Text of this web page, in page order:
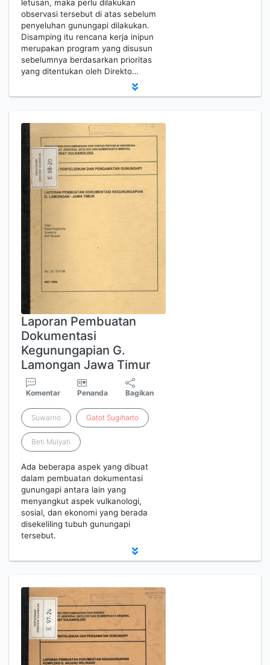
letusan, maka perlu dilakukan
observasi tersebut di atas sebelum
penyeluhan gunungapi dilakukan.
Disamping itu rencana kerja inipun
merupakan program yang disusun
sebelumnya berdasarkan prioritas
yang ditentukan oleh Direkto…
Laporan Pembuatan
Dokumentasi
Kegunungapian G.
Lamongan Jawa Timur
Komentar Penanda Bagikan
Suwarno Gatot Sugiharto
Beti Mulyati
Ada beberapa aspek yang dibuat
dalam pembuatan dokumentasi
gunungapi antara lain yang
menyangkut aspek vulkanologi,
sosial, dan ekonomi yang berada
disekeliling tubuh gunungapi
tersebut.